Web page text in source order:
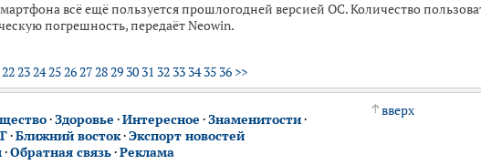
всё ещё пользуется прошлогодней версией ОС. Количество
погрешность, передаёт Neowin.
2223242526272829 30 31 32 33 34 35 36 >>
·Здоровье ·Интересное ·Знаменитости·
·Ближний восток·Экспорт новостей
·Обратная связь·Реклама
вверх